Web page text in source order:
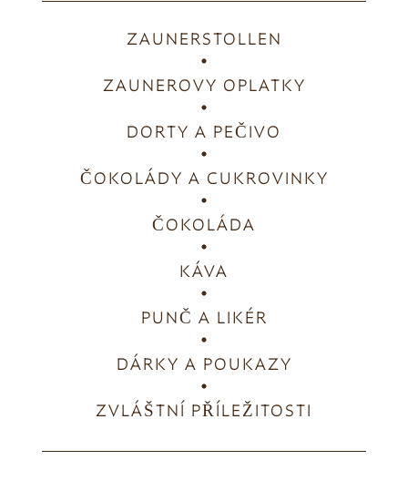
ZAUNERSTOLLEN
ZAUNEROVY OPLATKY
DORTY A PEČIVO
ČOKOLÁDY A CUKROVINKY
ČOKOLÁDA
KÁVA
PUNČ A LIKÉR
DÁRKY A POUKAZY
ZVLÁŠTNÍ PŘÍLEŽITOSTI